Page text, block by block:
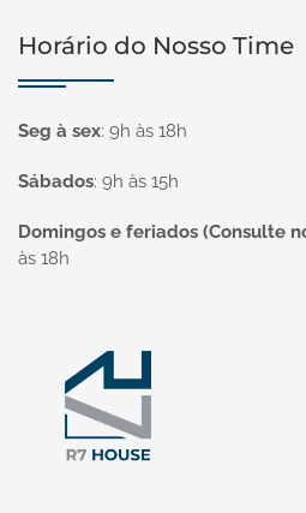
Horário do Nosso Time
Seg à sex: 9h às 18h
Sábados: 9h às 15h
Domingos e feriados (Consulte
às 18h